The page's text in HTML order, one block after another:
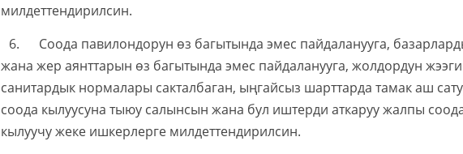
милдеттендирилсин.
6. Соода павилондорун өз багытында эмес пайдаланууга,
жана жер аянттарын өз багытында эмес пайдаланууга, жолдордун
санитардык нормалары сакталбаган, ыңгайсыз шарттарда тамак аш
соода кылуусуна тыюу салынсын жана бул иштерди аткаруу жалпы
кылуучу жеке ишкерлерге милдеттендирилсин.